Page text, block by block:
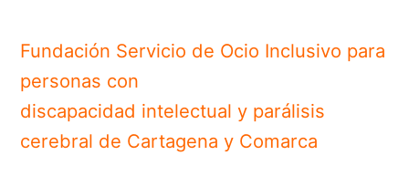
Fundación Servicio de Ocio Inclusivo para
personas con
discapacidad intelectual y parálisis
cerebral de Cartagena y Comarca